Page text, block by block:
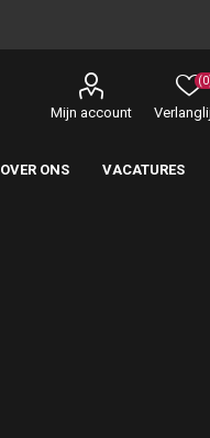
Mijn account
OVER ONS VACATURES